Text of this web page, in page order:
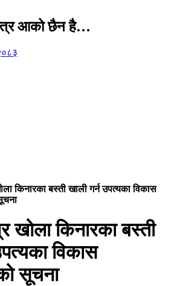
आको छैन है…
किनारका बस्ती खाली गर्न उपत्यका विकास
खोला किनारका बस्ती
विकास
सूचना